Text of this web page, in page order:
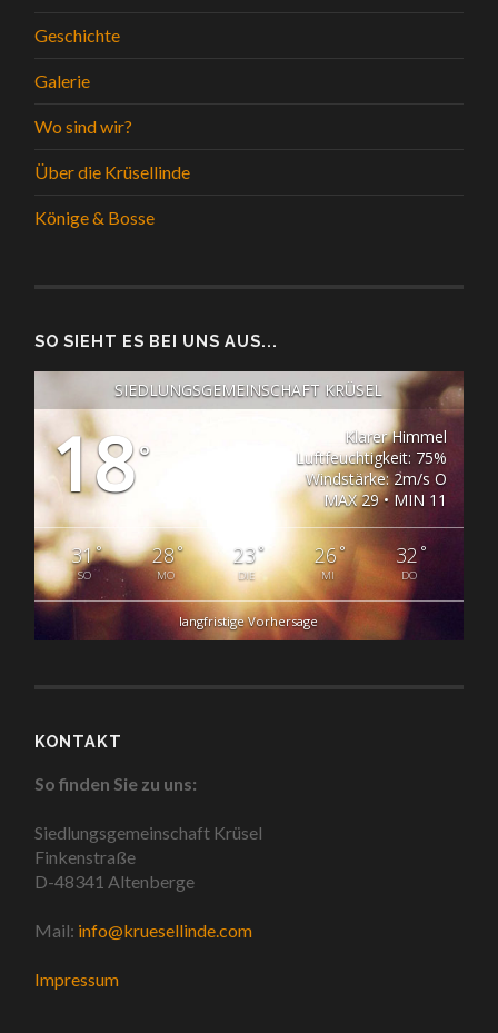
Geschichte
Galerie
Wo sind wir?
Über die Krüsellinde
Könige & Bosse
SO SIEHT ES BEI UNS AUS...
SIEDLUNGSGEMEINSCHAFT KRÜSEL
18°
Klarer Himmel
Luftfeuchtigkeit: 75%
Windstärke: 2m/s O
MAX 29 • MIN 11
31°
SO
28°
MO
23°
DIE
26°
MI
32 °
DO
langfristige Vorhersage
KONTAKT
So finden Sie zu uns:
Siedlungsgemeinschaft Krüsel
Finkenstraße
D-48341 Altenberge
Mail: info@kruesellinde.com
Impressum